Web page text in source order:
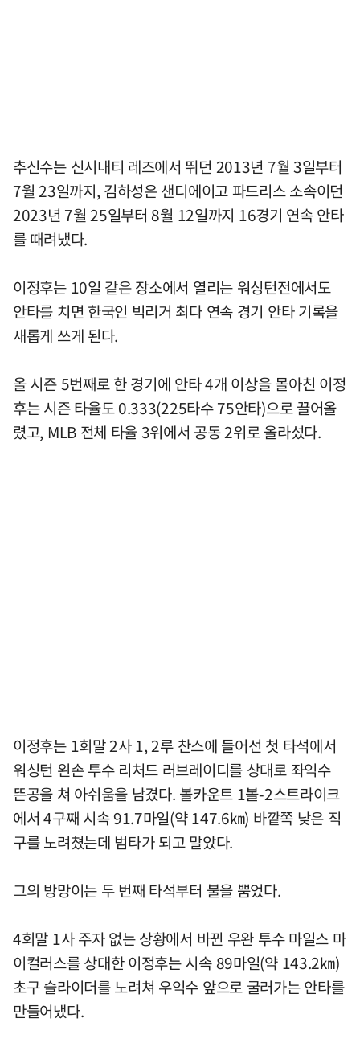
추신수는 신시내티 레즈에서 뛰던 2013년 7월 3일부터
7월 23일까지, 김하성은 샌디에이고 파드리스 소속이던
2023년 7월 25일부터 8월 12일까지 16경기 연속 안타
를 때려냈다.
이정후는 10일 같은 장소에서 열리는 워싱턴전에서도
안타를 치면 한국인 빅리거 최다 연속 경기 안타 기록을
새롭게 쓰게 된다.
올 시즌 5번째로 한 경기에 안타 4개 이상을 몰아친 이정
후는 시즌 타율도 0.333(225타수 75안타)으로 끌어올
렸고, MLB 전체 타율 3위에서 공동 2위로 올라섰다.
이정후는 1회말 2사 1, 2루 찬스에 들어선 첫 타석에서
워싱턴 왼손 투수 리처드 러브레이디를 상대로 좌익수
뜬공을 쳐 아쉬움을 남겼다. 볼카운트 1볼-2스트라이크
에서 4구째 시속 91.7마일(약 147.6㎞) 바깥쪽 낮은 직
구를 노려쳤는데 범타가 되고 말았다.
그의 방망이는 두 번째 타석부터 불을 뿜었다.
4회말 1사 주자 없는 상황에서 바뀐 우완 투수 마일스 마
이컬러스를 상대한 이정후는 시속 89마일(약 143.2㎞)
초구 슬라이더를 노려쳐 우익수 앞으로 굴러가는 안타를
만들어냈다.